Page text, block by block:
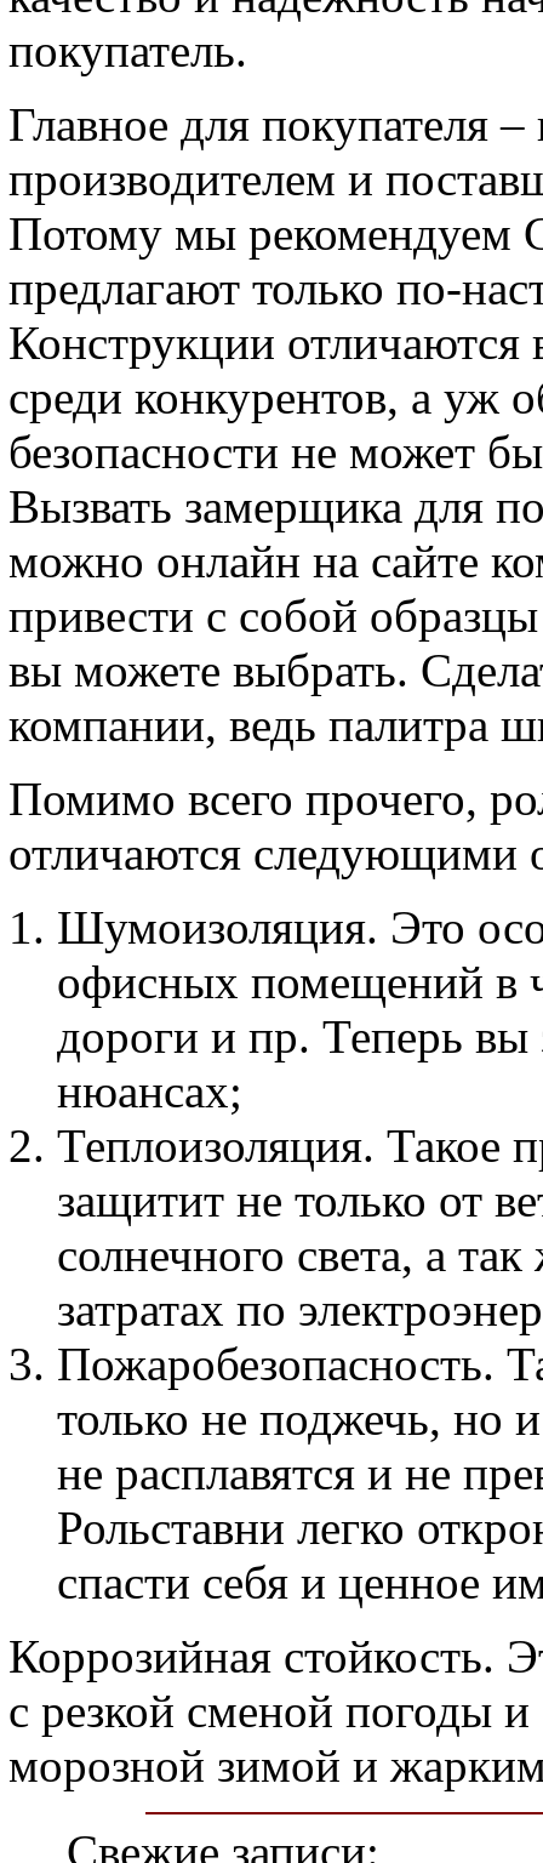
покупатель.
Главное для покупателя
производителем и
Потому мы рекомендуем
предлагают только по-
Конструкции
среди конкурентов, а уж
безопасности не может
Вызвать замерщика для
можно онлайн на сайте
привести с собой
вы можете выбрать.
компании, ведь палитра
Помимо всего прочего,
отличаются следующими
Шумоизоляция. Это
офисных помещений в
дороги и пр. Теперь вы
нюансах;
Теплоизоляция. Такое
защитит не только от
солнечного света, а
затратах по
Пожаробезопасность.
только не поджечь, но
не расплавятся и не
Рольставни легко
спасти себя и ценное
Коррозийная стойкость.
с резкой сменой погоды
морозной зимой и
Свежие записи: